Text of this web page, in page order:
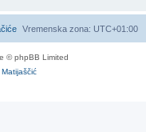
Vremenska zona: UTC+01:00
© phpBB Limited